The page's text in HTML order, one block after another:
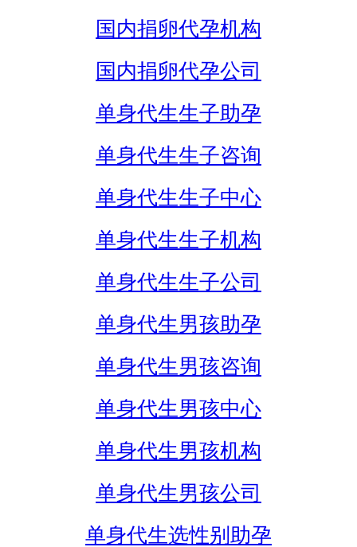
国内捐卵代孕机构
国内捐卵代孕公司
单身代生生子助孕
单身代生生子咨询
单身代生生子中心
单身代生生子机构
单身代生生子公司
单身代生男孩助孕
单身代生男孩咨询
单身代生男孩中心
单身代生男孩机构
单身代生男孩公司
单身代生选性别助孕